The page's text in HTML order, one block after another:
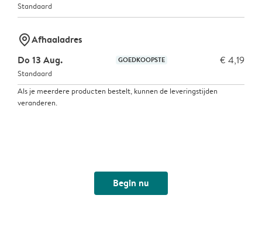
Standaard
marker-pinAfhaaladres
Do 13 Aug.
GOEDKOOPSTE € 4,19
Standaard
Als je meerdere producten bestelt, kunnen de leveringstijden
veranderen.
Begin nu